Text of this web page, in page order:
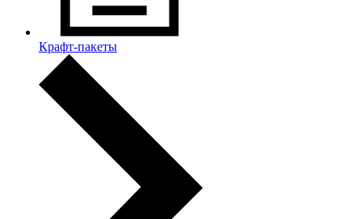
Крафт-пакеты